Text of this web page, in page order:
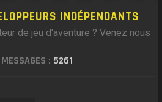
INDÉPENDANTS
de jeu d'aventure ? Venez nous
: 5261